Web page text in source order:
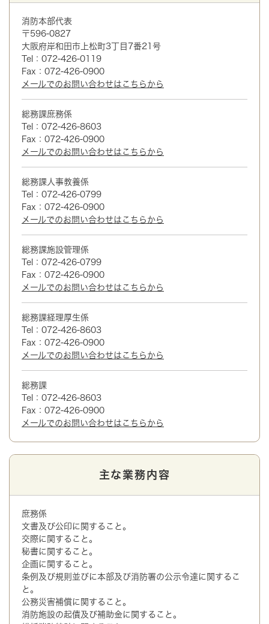
消防本部代表
〒596-0827
大阪府岸和田市上松町3丁目7番21号
Tel：072-426-0119
Fax：072-426-0900
メールでのお問い合わせはこちらから
総務課庶務係
Tel：072-426-8603
Fax：072-426-0900
メールでのお問い合わせはこちらから
総務課人事教養係
Tel：072-426-0799
Fax：072-426-0900
メールでのお問い合わせはこちらから
総務課施設管理係
Tel：072-426-0799
Fax：072-426-0900
メールでのお問い合わせはこちらから
総務課経理厚生係
Tel：072-426-8603
Fax：072-426-0900
メールでのお問い合わせはこちらから
総務課
Tel：072-426-8603
Fax：072-426-0900
メールでのお問い合わせはこちらから
主な業務内容
庶務係
文書及び公印に関すること。
交際に関すること。
秘書に関すること。
企画に関すること。
条例及び規則並びに本部及び消防署の公示令達に関するこ
と。
公務災害補償に関すること。
消防施設の起債及び補助金に関すること。